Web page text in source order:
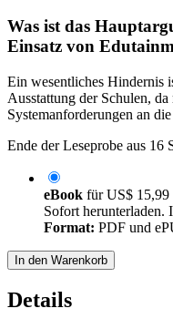
Was ist das
Einsatz von
Ein wesentliches Hindernis
Ausstattung der Schulen,
Systemanforderungen an
Ende der Leseprobe aus 16
eBook fürUS$ 15,99
Sofort herunterladen.
Format: PDF und
In den Warenkorb
Details